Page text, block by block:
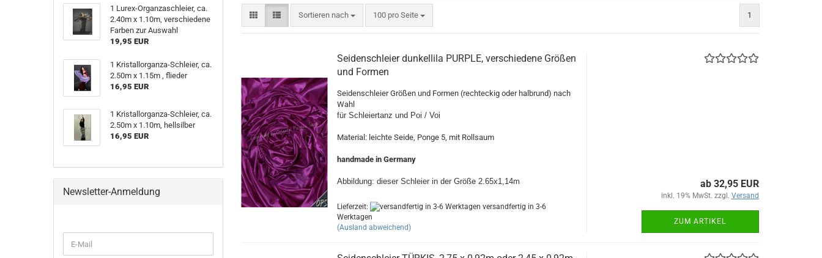
Sortieren nach
Sortieren nach 100 pro Seite
pro Seite 1
Seidenschleier dunkellila PURPLE, verschiedene Größen
und Formen
Seidenschleier Größen und Formen (rechteckig oder halbrund) nach
Wahl
für Schleiertanz und Poi / Voi
Material: leichte Seide, Ponge 5, mit Rollsaum
handmade in Germany
Abbildung: dieser Schleier in der Größe 2.65x1,14m
Lieferzeit:
versandfertig in 3-6
Werktagen
(Ausland abweichend)
ab 32,95 EUR
inkl. 19% MwSt. zzgl. Versand
ZUM ARTIKEL
1 Lurex-Organzaschleier, ca.
2.40m x 1.10m, verschiedene
Farben zur Auswahl
19,95 EUR
1 Kristallorganza-Schleier, ca.
2.50m x 1.15m , flieder
16,95 EUR
1 Kristallorganza-Schleier, ca.
2.50m x 1.10m, hellsilber
16,95 EUR
Newsletter-Anmeldung
ZUR
E-
Mail